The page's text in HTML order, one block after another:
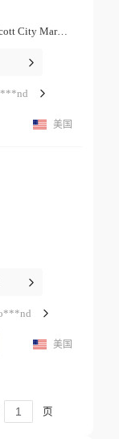
3429 Huntsmans Run Ellicott City Maryland
美国
美国
页